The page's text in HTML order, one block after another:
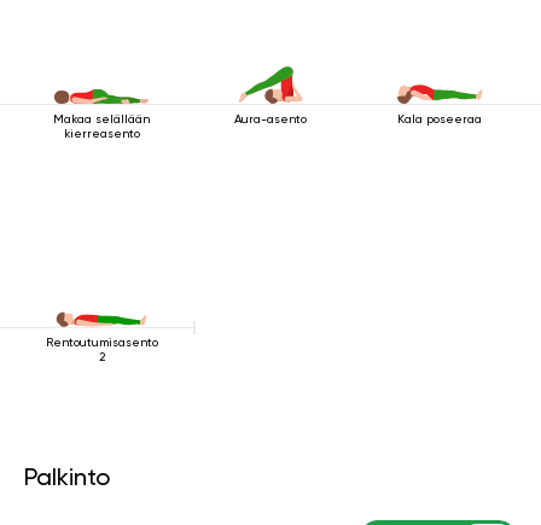
Makaa selällään
kierreasento
Aura-asento Kala poseeraa
Rentoutumisasento
2
Palkinto